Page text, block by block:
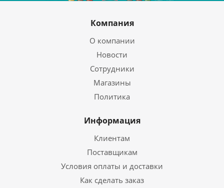
Компания
О компании
Новости
Сотрудники
Магазины
Политика
Информация
Клиентам
Поставщикам
Условия оплаты и доставки
Как сделать заказ